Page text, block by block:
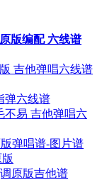
版编配 六线谱
吉他弹唱六线谱
弹六线谱
不易 吉他弹唱六
弹唱谱-图片谱
原版吉他谱